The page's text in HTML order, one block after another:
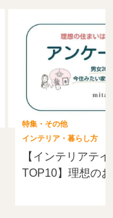
特集・その他
インテリア・暮らし方
【インテリアテ
TOP10】理想の